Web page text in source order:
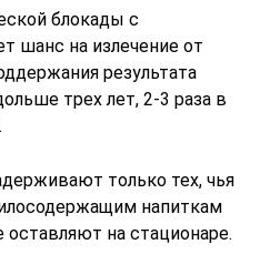
блокады с
шанс на излечение от
результата
трех лет, 2-3 раза в
только тех, чья
напиткам
оставляют на стационаре.